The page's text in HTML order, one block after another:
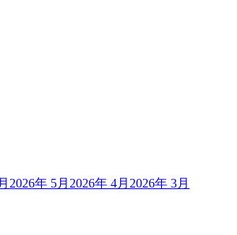
2026年 5月 2026年 4月 2026年 3月